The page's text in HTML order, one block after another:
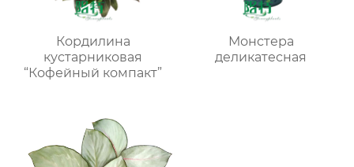
Кордилина
кустарниковая
“Кофейный компакт”
Монстера
деликатесная